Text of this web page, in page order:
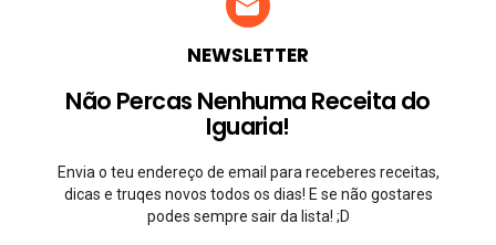
NEWSLETTER
Não Percas Nenhuma Receita do
Iguaria!
Envia o teu endereço de email para receberes receitas,
dicas e truqes novos todos os dias! E se não gostares
podes sempre sair da lista! ;D